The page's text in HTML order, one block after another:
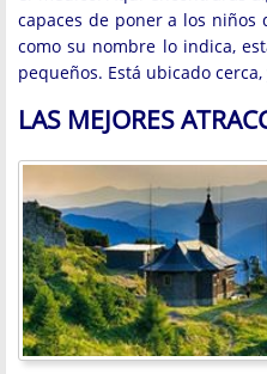
capaces de poner a los niños
como su nombre lo indica,
pequeños. Está ubicado
LAS MEJORES